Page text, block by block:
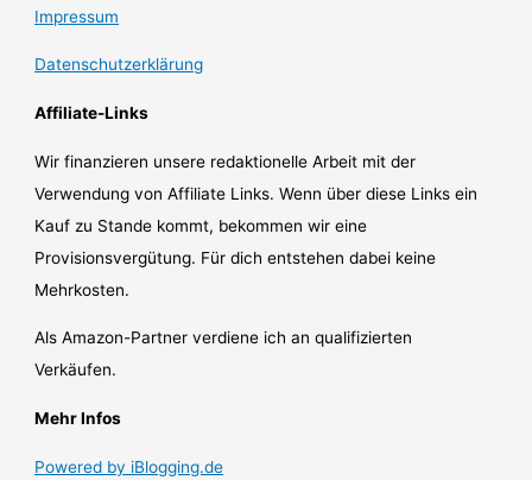
Impressum
Datenschutzerklärung
Affiliate-Links
Wir finanzieren unsere redaktionelle Arbeit mit der
Verwendung von Affiliate Links. Wenn über diese Links ein
Kauf zu Stande kommt, bekommen wir eine
Provisionsvergütung. Für dich entstehen dabei keine
Mehrkosten.
Als Amazon-Partner verdiene ich an qualifizierten
Verkäufen.
Mehr Infos
Powered by iBlogging.de